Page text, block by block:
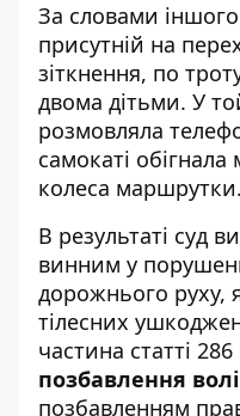
За словами
присутній на
зіткнення, по
двома дітьми. У
розмовляла
самокаті
колеса маршрутки.
В результаті суд
винним у
дорожнього руху,
тілесних
частина статті
позбавлення
позбавленням